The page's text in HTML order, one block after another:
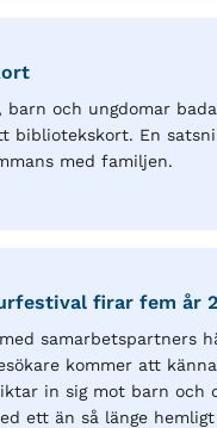
barn och ungdomar
bibliotekskort. En
med familjen.
firar fem år
samarbetspartners
kommer att
in sig mot barn och
ett än så länge